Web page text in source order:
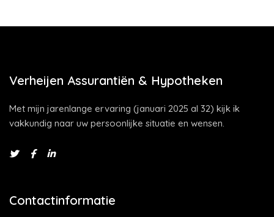
Verheijen Assurantiën & Hypotheken
Met mijn jarenlange ervaring (januari 2025 al 32) kijk ik
vakkundig naar uw persoonlijke situatie en wensen.
Contactinformatie